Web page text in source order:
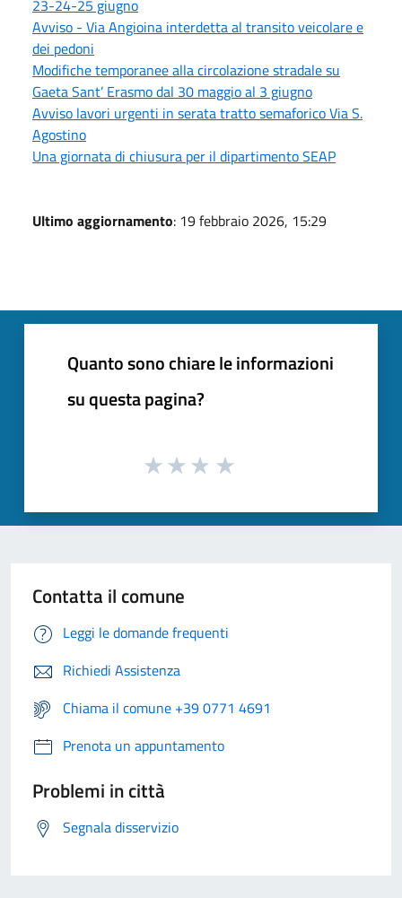
23-24-25 giugno
Avviso - Via Angioina interdetta al transito veicolare e
dei pedoni
Modifiche temporanee alla circolazione stradale su
Gaeta Sant’ Erasmo dal 30 maggio al 3 giugno
Avviso lavori urgenti in serata tratto semaforico Via S.
Agostino
Una giornata di chiusura per il dipartimento SEAP
Ultimo aggiornamento: 19 febbraio 2026, 15:29
Quanto sono chiare le informazioni
su questa pagina?
Contatta il comune
Leggi le domande frequenti
Richiedi Assistenza
Chiama il comune +39 0771 4691
Prenota un appuntamento
Problemi in città
Segnala disservizio